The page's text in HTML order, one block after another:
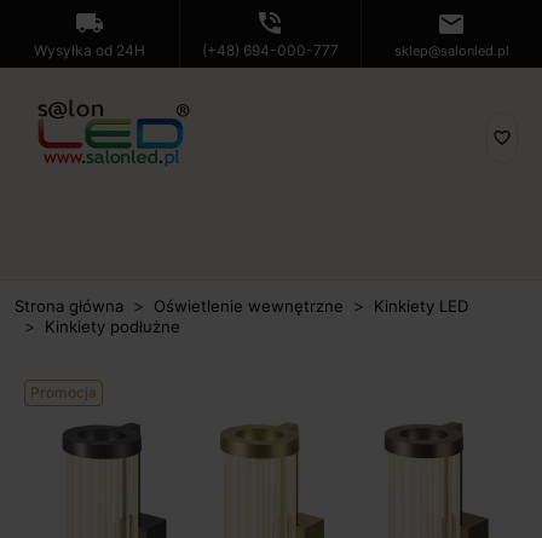
local_shipping
Wysyłka od 24H
phone_in_talk
(+48) 694-000-777
mail
sklep@salonled.pl
favorite_border
Strona główna Oświetlenie wewnętrzne
Kinkiety LED
Kinkiety podłużne
Promocja